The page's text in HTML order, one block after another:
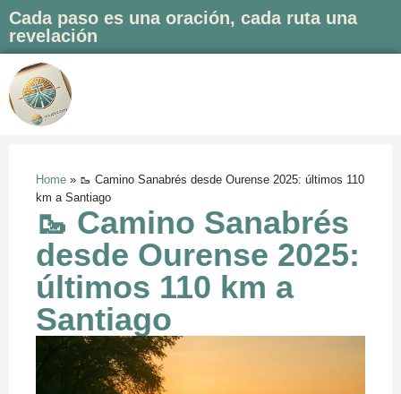
al
contenido
Cada paso es una oración, cada ruta una
revelación
Home » 🥾 Camino Sanabrés desde Ourense 2025: últimos 110
km a Santiago
🥾 Camino Sanabrés
desde Ourense 2025:
últimos 110 km a
Santiago